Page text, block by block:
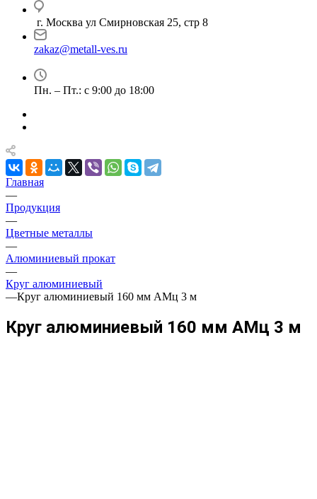
г. Москва ул Смирновская 25, стр 8
zakaz@metall-ves.ru
Пн. – Пт.: с 9:00 до 18:00
Главная
—
Продукция
—
Цветные металлы
—
Алюминиевый прокат
—
Круг алюминиевый
—Круг алюминиевый 160 мм АМц 3 м
Круг алюминиевый 160 мм АМц 3 м